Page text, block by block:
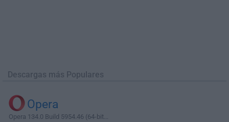
Descargas más Populares
Opera
Opera 134.0 Build 5954.46 (64-bit...